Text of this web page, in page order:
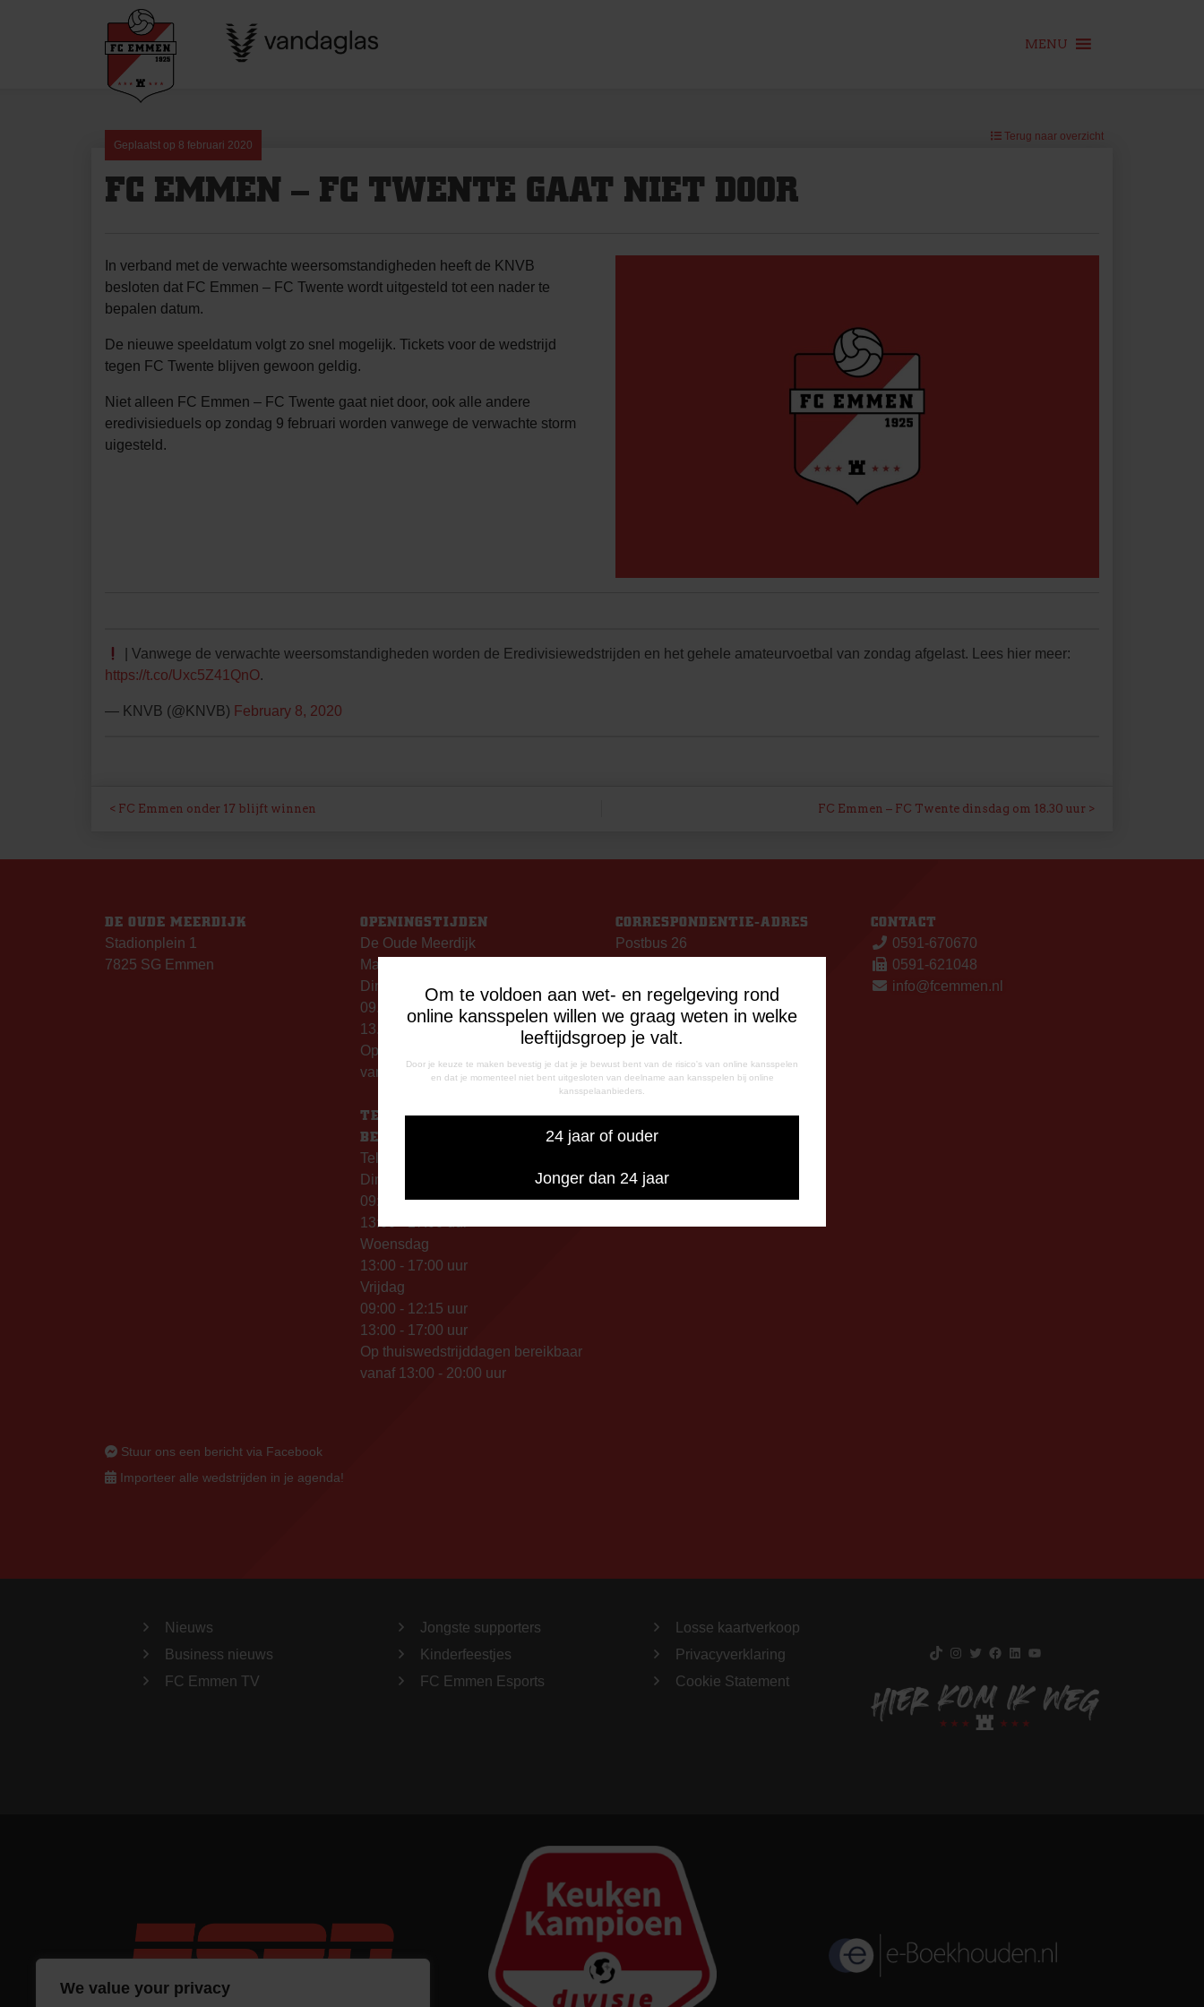
We value your privacy
Om te voldoen aan wet- en regelgeving rond
online kansspelen willen we graag weten in welke
leeftijdsgroep je valt.
Door je keuze te maken bevestig je dat je je bewust bent van de risico's van online kansspelen
en dat je momenteel niet bent uitgesloten van deelname aan kansspelen bij online
kansspelaanbieders.
24 jaar of ouder
Jonger dan 24 jaar
MENU
Geplaatst op 8 februari 2020
Terug naar overzicht
FC EMMEN – FC TWENTE GAAT NIET DOOR
In verband met de verwachte weersomstandigheden heeft de KNVB
besloten dat FC Emmen – FC Twente wordt uitgesteld tot een nader te
bepalen datum.
De nieuwe speeldatum volgt zo snel mogelijk. Tickets voor de wedstrijd
tegen FC Twente blijven gewoon geldig.
Niet alleen FC Emmen – FC Twente gaat niet door, ook alle andere
eredivisieduels op zondag 9 februari worden vanwege de verwachte storm
uigesteld.
| Vanwege de verwachte weersomstandigheden worden de Eredivisiewedstrijden en het gehele amateurvoetbal van zondag afgelast. Lees hier meer:
https://t.co/Uxc5Z41QnO.
— KNVB (@KNVB) February 8, 2020
BERICHT
NAVIGATIE
FC Emmen onder 17 blijft winnen FC Emmen – FC Twente dinsdag om 18.30 uur
DE OUDE MEERDIJK
Stadionplein 1
7825 SG Emmen
OPENINGSTIJDEN
De Oude Meerdijk
Maandag: 09.00 – 17.00 uur
Dinsdag t/m vrijdag:
09.00 – 12.15 uur
13.00 – 17.00 uur
Op thuiswedstrijddagen geopend
vanaf 13.00 uur (i.p.v. 09.00 uur).
TELEFONISCHE
BEREIKBAARHEID
Telefonisch bereikbaar op:
Dinsdag
09:00 - 12:15 uur
13:00 - 17:00 uur
Woensdag
13:00 - 17:00 uur
Vrijdag
09:00 - 12:15 uur
13:00 - 17:00 uur
Op thuiswedstrijddagen bereikbaar
vanaf 13:00 - 20:00 uur
CORRESPONDENTIE-ADRES
Postbus 26
CONTACT
0591-670670
0591-621048
info@fcemmen.nl
Stuur ons een bericht via Facebook
Importeer alle wedstrijden in je agenda!
Nieuws
Business nieuws
FC Emmen TV
Jongste supporters
Kinderfeestjes
FC Emmen Esports
Losse kaartverkoop
Privacyverklaring
Cookie Statement